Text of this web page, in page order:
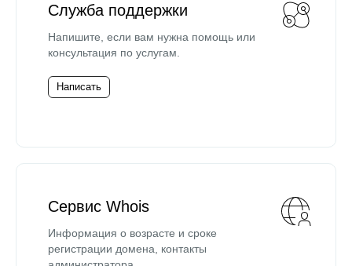
Служба поддержки
Напишите, если вам нужна помощь или
консультация по услугам.
Написать
Сервис Whois
Информация о возрасте и сроке
регистрации домена, контакты